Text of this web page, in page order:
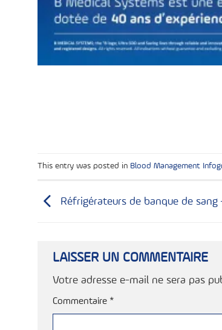
This entry was posted in Blood Management
Réfrigérateurs de banque de sang
LAISSER UN COMMENTAIRE
Votre adresse e-mail ne sera pas
Commentaire *